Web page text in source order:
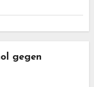
gegen